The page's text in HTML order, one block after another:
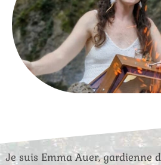
Je suis Emma Auer, gardienne